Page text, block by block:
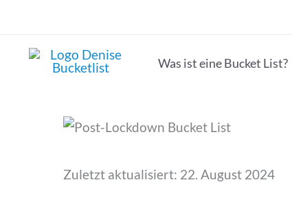
springen
Was ist eine Bucket List?
Zuletzt aktualisiert: 22. August 2024